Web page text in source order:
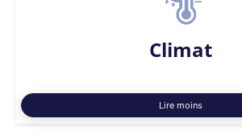
Climat
Lire moins